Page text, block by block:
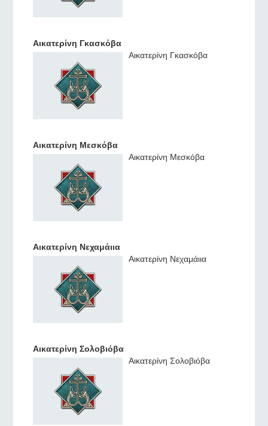
Αικατερίνη Γκασκόβα
Αικατερίνη Γκασκόβα
Αικατερίνη Μεσκόβα
Αικατερίνη Μεσκόβα
Αικατερίνη Νεχαμάιια
Αικατερίνη Νεχαμάιια
Αικατερίνη Σολοβιόβα
Αικατερίνη Σολοβιόβα